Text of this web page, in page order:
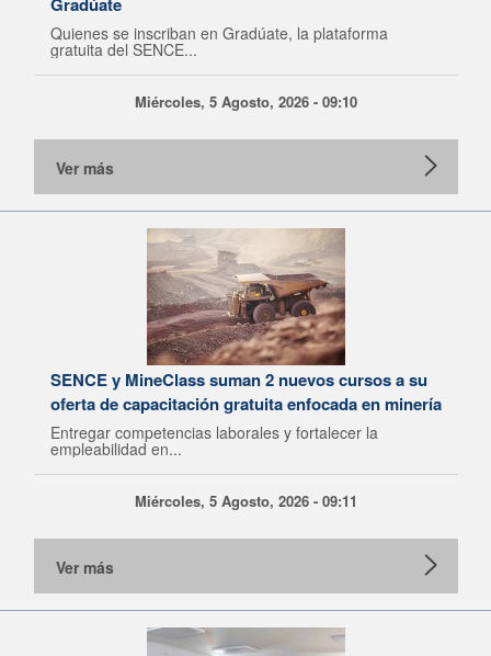
Quienes se inscriban en Gradúate, la plataforma
gratuita del SENCE...
Miércoles, 5 Agosto, 2026 - 09:10
Ver más
SENCE y MineClass suman 2 nuevos cursos a su
oferta de capacitación gratuita enfocada en minería
Entregar competencias laborales y fortalecer la
empleabilidad en...
Miércoles, 5 Agosto, 2026 - 09:11
Ver más